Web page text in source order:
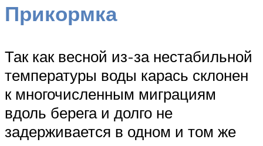
Прикормка
Так как весной из-за нестабильной
температуры воды карась склонен
к многочисленным миграциям
вдоль берега и долго не
задерживается в одном и том же